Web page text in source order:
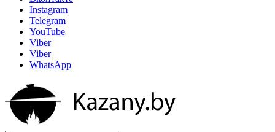
Instagram
Telegram
YouTube
Viber
Viber
WhatsApp